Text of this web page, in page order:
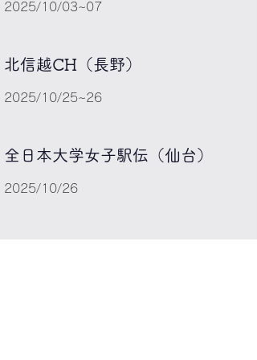
2025/10/03~07
北信越CH（長野）
2025/10/25~26
全日本大学女子駅伝（仙台）
2025/10/26